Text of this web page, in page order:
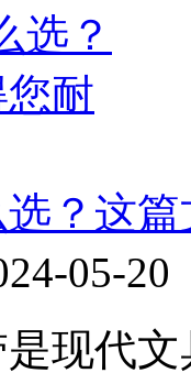
？这
05-20
代文